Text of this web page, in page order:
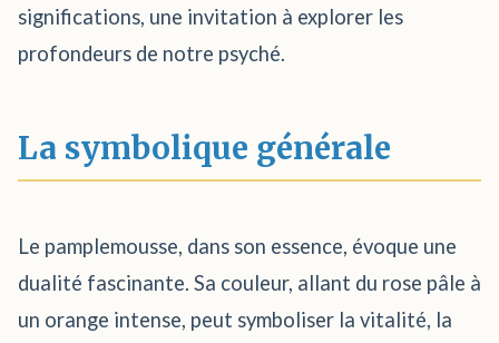
significations, une invitation à explorer les
profondeurs de notre psyché.
La symbolique générale
Le pamplemousse, dans son essence, évoque une
dualité fascinante. Sa couleur, allant du rose pâle à
un orange intense, peut symboliser la vitalité, la